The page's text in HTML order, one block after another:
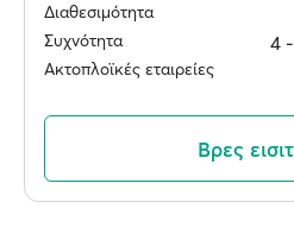
Διαθεσιμότητα
Συχνότητα 4
Ακτοπλοϊκές εταιρείες
Βρες